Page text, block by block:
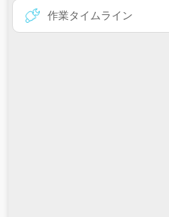
作業タイムライン